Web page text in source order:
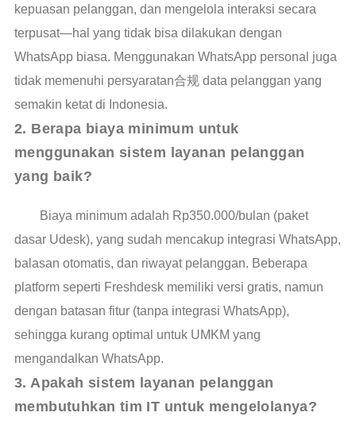
kepuasan pelanggan, dan mengelola interaksi secara
terpusat—hal yang tidak bisa dilakukan dengan
WhatsApp biasa. Menggunakan WhatsApp personal juga
tidak memenuhi persyaratan合规 data pelanggan yang
semakin ketat di Indonesia.
2. Berapa biaya minimum untuk
menggunakan sistem layanan pelanggan
yang baik?
Biaya minimum adalah Rp350.000/bulan (paket
dasar Udesk), yang sudah mencakup integrasi WhatsApp,
balasan otomatis, dan riwayat pelanggan. Beberapa
platform seperti Freshdesk memiliki versi gratis, namun
dengan batasan fitur (tanpa integrasi WhatsApp),
sehingga kurang optimal untuk UMKM yang
mengandalkan WhatsApp.
3. Apakah sistem layanan pelanggan
membutuhkan tim IT untuk mengelolanya?